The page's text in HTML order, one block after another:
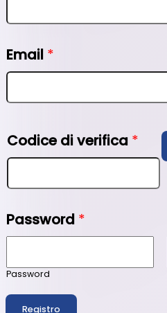
Email *
Codice di verifica *
Password *
Password
Registro